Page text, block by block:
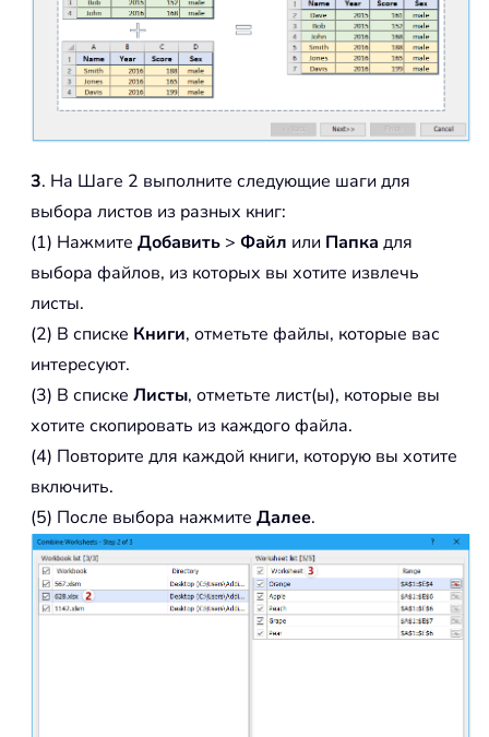
3. На Шаге 2 выполните следующие шаги для
выбора листов из разных книг:
(1) Нажмите Добавить > Файл или Папка для
выбора файлов, из которых вы хотите извлечь
листы.
(2) В списке Книги, отметьте файлы, которые вас
интересуют.
(3) В списке Листы, отметьте лист(ы), которые вы
хотите скопировать из каждого файла.
(4) Повторите для каждой книги, которую вы хотите
включить.
(5) После выбора нажмите Далее.